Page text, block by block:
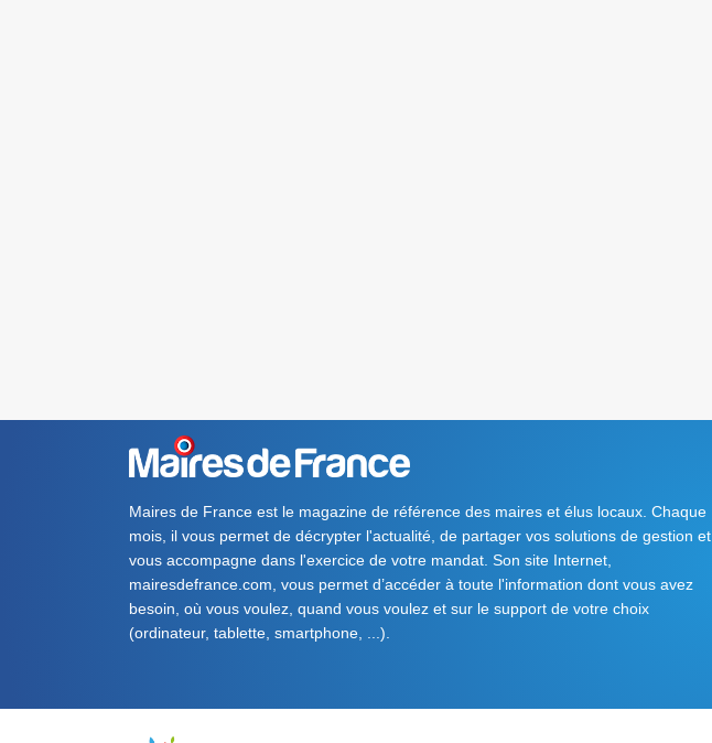
Maires de France est le magazine de référence des maires et élus locaux. Chaque
mois, il vous permet de décrypter l'actualité, de partager vos solutions de gestion et
vous accompagne dans l'exercice de votre mandat. Son site Internet,
mairesdefrance.com, vous permet d’accéder à toute l'information dont vous avez
besoin, où vous voulez, quand vous voulez et sur le support de votre choix
(ordinateur, tablette, smartphone, ...).